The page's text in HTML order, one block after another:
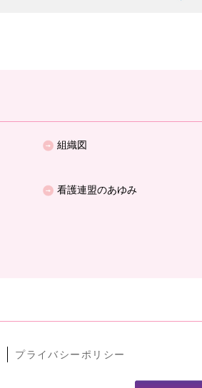
組織図
看護連盟のあゆみ
プライバシーポリシー